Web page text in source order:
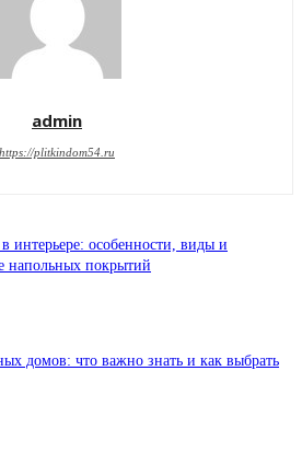
admin
https://plitkindom54.ru
особенности, виды и
напольных покрытий
домов: что важно знать и как выбрать